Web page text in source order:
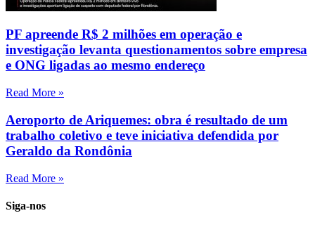
PF apreende R$ 2 milhões em operação e
investigação levanta questionamentos sobre empresa
e ONG ligadas ao mesmo endereço
Read More »
Aeroporto de Ariquemes: obra é resultado de um
trabalho coletivo e teve iniciativa defendida por
Geraldo da Rondônia
Read More »
Siga-nos